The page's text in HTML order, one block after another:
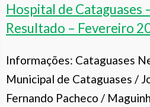
Hospital de Cataguases
Resultado – Fevereiro
Informações: Cataguases
Municipal de Cataguases /
Fernando Pacheco /